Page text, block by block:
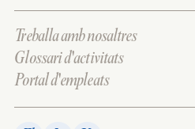
Treballa amb nosaltres
Glossari d'activitats
Portal d'empleats